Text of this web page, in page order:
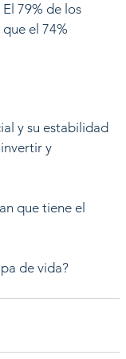
79% de los
el 74%
y su estabilidad
y
que tiene el
de vida?